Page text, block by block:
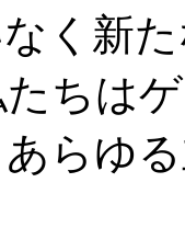
く新
ちは
らゆ